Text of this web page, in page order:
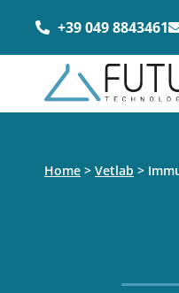
+39 049 8843461
Home > Vetlab >